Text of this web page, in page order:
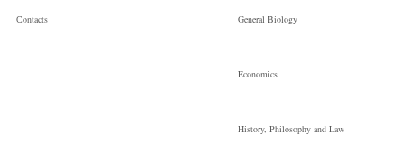
Сontacts General Biology
Economics
History, Philosophy and Law